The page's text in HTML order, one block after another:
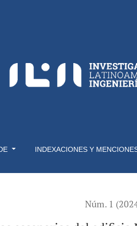
NZEB El Salvador, estimación
INDEXACIONES Y
Núm. 1